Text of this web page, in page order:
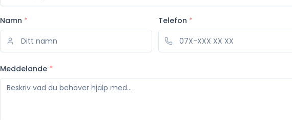
Namn * Telefon *
Meddelande *